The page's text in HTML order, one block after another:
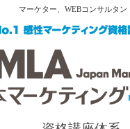
マーケター、WEBコンサルタ